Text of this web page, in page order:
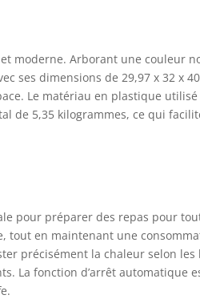
moderne. Arborant une couleur
ses dimensions de 29,97 x 32 x
Le matériau en plastique
de 5,35 kilogrammes, ce qui
pour préparer des repas pour
tout en maintenant une
précisément la chaleur selon les
La fonction d’arrêt automatique